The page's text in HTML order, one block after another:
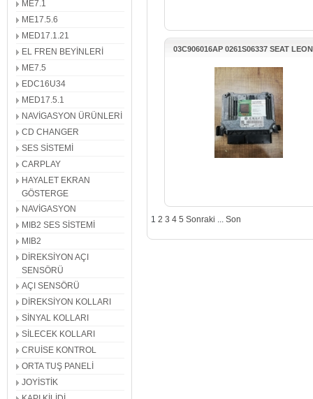
ME7.1
ME17.5.6
MED17.1.21
EL FREN BEYİNLERİ
ME7.5
EDC16U34
MED17.5.1
NAVİGASYON ÜRÜNLERİ
CD CHANGER
SES SİSTEMİ
CARPLAY
HAYALET EKRAN
GÖSTERGE
NAVİGASYON
MIB2 SES SİSTEMİ
MIB2
DİREKSİYON AÇI
SENSÖRÜ
AÇI SENSÖRÜ
DİREKSİYON KOLLARI
SİNYAL KOLLARI
SİLECEK KOLLARI
CRUİSE KONTROL
ORTA TUŞ PANELİ
JOYİSTİK
03C906016AP 0261S06337 SEAT
1 2 3 4 5 Sonraki ... Son